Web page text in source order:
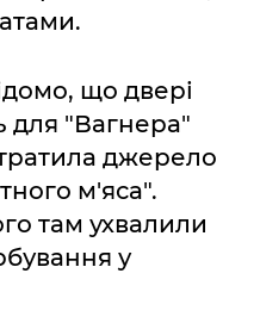
що двері
для "Вагнера"
джерело
м'яса".
там ухвалили
у